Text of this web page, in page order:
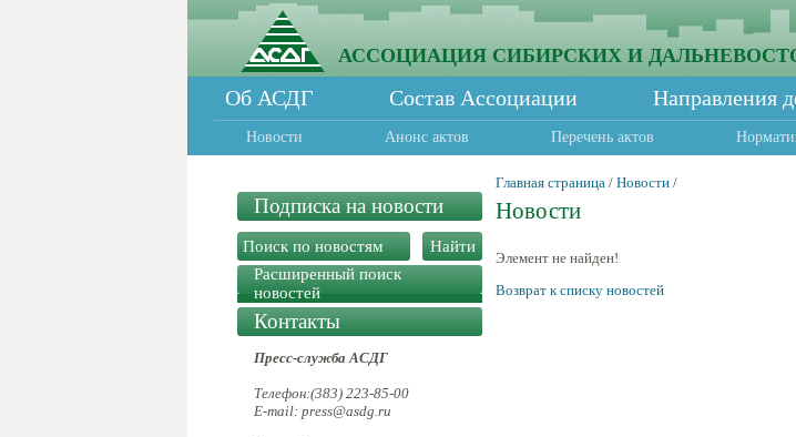
АССОЦИАЦИЯ СИБИРСКИХ И
Об АСДГ Состав Ассоциации Направления
Новости Анонс актов Перечень актов
Подписка на новости
Расширенный поиск
новостей
Контакты
Пресс-служба АСДГ
Телефон:(383) 223-85-00
E-mail: press@asdg.ru
Главная страница / Новости /
Новости
Элемент не найден!
Возврат к списку новостей